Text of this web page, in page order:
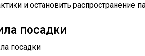
и остановить распространение
посадки